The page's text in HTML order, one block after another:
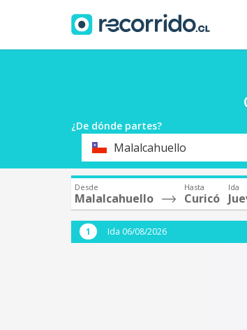
¿De dónde partes?
OrigenMalalcahuello
Desde
Malalcahuello
Hasta
Curicó
Ida
Ida 06/08/2026